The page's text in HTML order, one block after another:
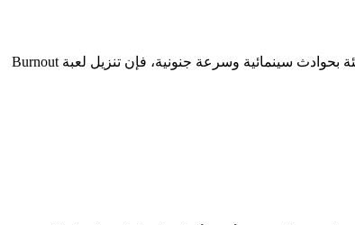
معلومات عن تحميل لعبة Burnout Paradise: The Ultimate Box للكمبيوتر مجانا اخر اصدار إذا كنت تبحث عن تجربة سباق سيارات استثنائية، مليئة بحوادث سينمائية وسرعة جنونية، فإن تنزيل لعبة Burnout